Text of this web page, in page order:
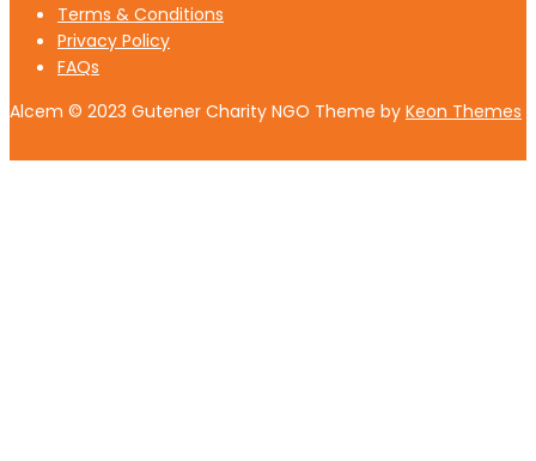
Terms & Conditions
Privacy Policy
FAQs
Alcem © 2023 Gutener Charity NGO Theme by Keon Themes